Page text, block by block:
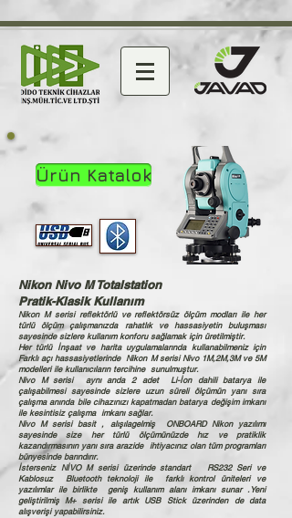
Ürün Katalok
Nikon Nivo M Totalstation
Pratik-Klasik Kullanım
Nikon M serisi reflektörlü ve reflektörsüz ölçüm modları ile her
türlü ölçüm çalışmanızda rahatlık ve hassasiyetin buluşması
sayesinde sizlere kullanım konforu sağlamak için üretilmiştir.
Her türlü İnşaat ve harita uygulamalarında kullanabilmeniz için
Farklı açı hassasiyetlerindeNikon M serisi Nivo 1M,2M,3M ve 5M
modelleri ile kullanıcıların tercihine sunulmuştur.
Nivo M serisi aynı anda 2 adet Li-İon dahili batarya ile
çalışabilmesi sayesinde sizlere uzun süreli ölçümün yanı sıra
çalışma anında bile cihazınızı kapatmadan batarya değişim imkanı
ile kesintisiz çalışma imkanı sağlar.
Nivo M serisi basit , alışılagelmiş ONBOARD Nikon yazılımı
sayesinde size her türlü ölçümünüzde hız ve pratiklik
kazandırmasının yanı sıra arazide ihtiyacınız olan tüm programları
bünyesinde barındırır.
İsterseniz NİVO M serisi üzerinde standart RS232 Seri ve
Kablosuz Bluetooth teknoloji ile farklı kontrol üniteleri ve
yazılımlar ile birlikte geniş kullanım alanı imkanı sunar .Yeni
geliştirilmiş M+ serisi ile artık USB Stick üzerinden de data
alışverişi yapabilirsiniz.